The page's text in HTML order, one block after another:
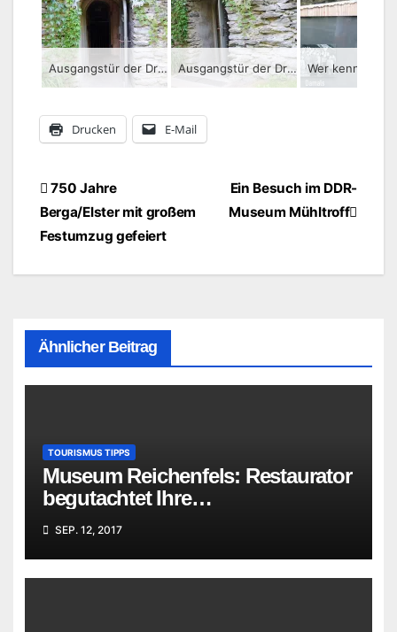
Ausgangstür der Drachenhöhle Syrau. Ausgangstür der Drachenhöhle Syrau.
Drucken E-Mail
BeitragsnavigationEin Besuch im DDR-
Museum Mühltroff
750 Jahre
Berga/Elster mit großem
Festumzug gefeiert
Ähnlicher Beitrag
TOURISMUS TIPPS
Museum Reichenfels: Restaurator
begutachtet Ihre
„Familienschätze“
SEP. 12, 2017